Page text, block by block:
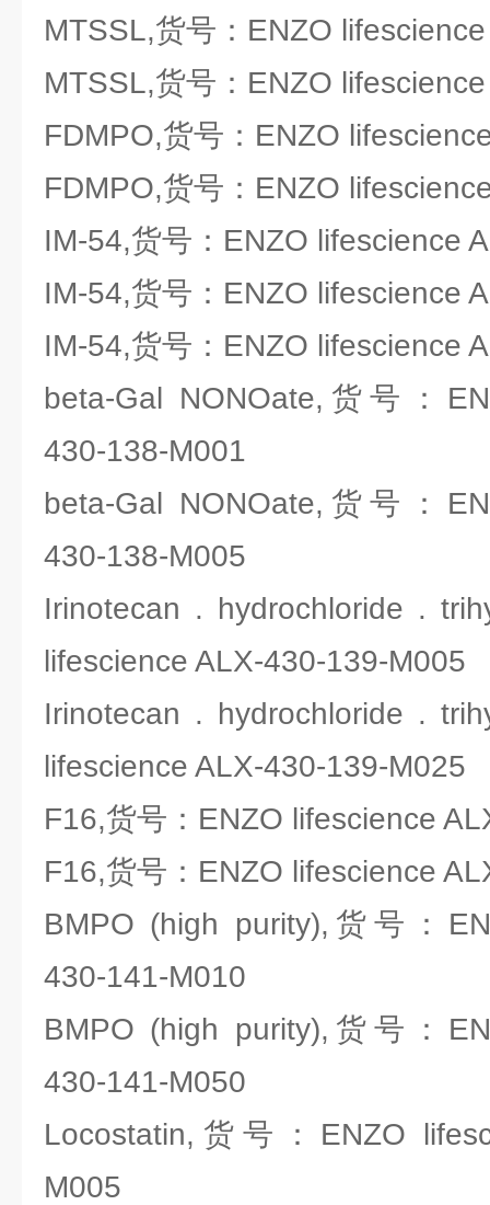
MTSSL,货号：ENZO
MTSSL,货号：ENZO
FDMPO,货号：ENZO
FDMPO,货号：ENZO
IM-54,货号：ENZO lifescience
IM-54,货号：ENZO lifescience
IM-54,货号：ENZO lifescience
beta-Gal NONOate,货号：
430-138-M001
beta-Gal NONOate,货号：
430-138-M005
Irinotecan . hydrochloride .
lifescience ALX-430-139-M005
Irinotecan . hydrochloride .
lifescience ALX-430-139-M025
F16,货号：ENZO lifescience
F16,货号：ENZO lifescience
BMPO (high purity),货号：
430-141-M010
BMPO (high purity),货号：
430-141-M050
Locostatin,货号：ENZO
M005